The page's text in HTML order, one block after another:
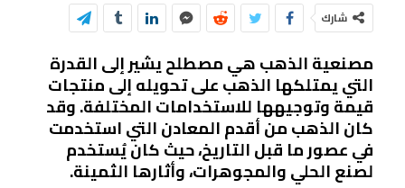
شارك
مصنعية الذهب هي مصطلح يشير إلى القدرة
التي يمتلكها الذهب على تحويله إلى منتجات
قيمة وتوجيهها للاستخدامات المختلفة. وقد
كان الذهب من أقدم المعادن التي استخدمت
في عصور ما قبل التاريخ، حيث كان يُستخدم
لصنع الحلي والمجوهرات، وأثارها الثمينة.